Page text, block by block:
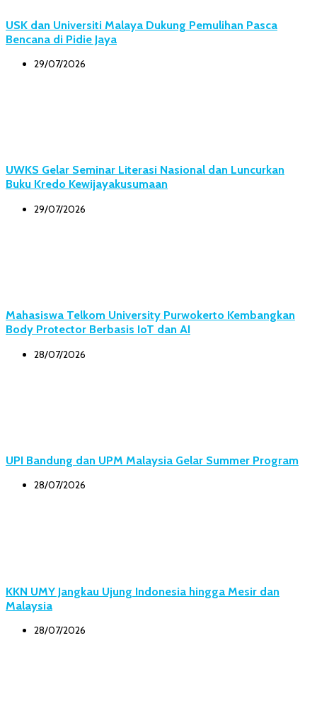
USK dan Universiti Malaya Dukung Pemulihan Pasca
Bencana di Pidie Jaya
29/07/2026
UWKS Gelar Seminar Literasi Nasional dan Luncurkan
Buku Kredo Kewijayakusumaan
29/07/2026
Mahasiswa Telkom University Purwokerto Kembangkan
Body Protector Berbasis IoT dan AI
28/07/2026
UPI Bandung dan UPM Malaysia Gelar Summer Program
28/07/2026
KKN UMY Jangkau Ujung Indonesia hingga Mesir dan
Malaysia
28/07/2026